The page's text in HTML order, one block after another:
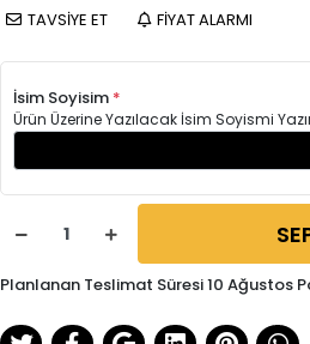
TAVSİYE ET FİYAT ALARMI
İsim Soyisim *
Ürün Üzerine Yazılacak İsim Soyismi
Planlanan Teslimat Süresi 10 Ağustos